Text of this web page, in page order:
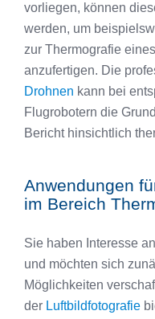
vorliegen, können
werden, um
zur Thermografie
anzufertigen. Die
Drohnen kann bei
Flugrobotern die
Bericht hinsichtlich
Anwendungen
im Bereich
Sie haben Interesse
und möchten sich
Möglichkeiten
der Luftbildfotografie